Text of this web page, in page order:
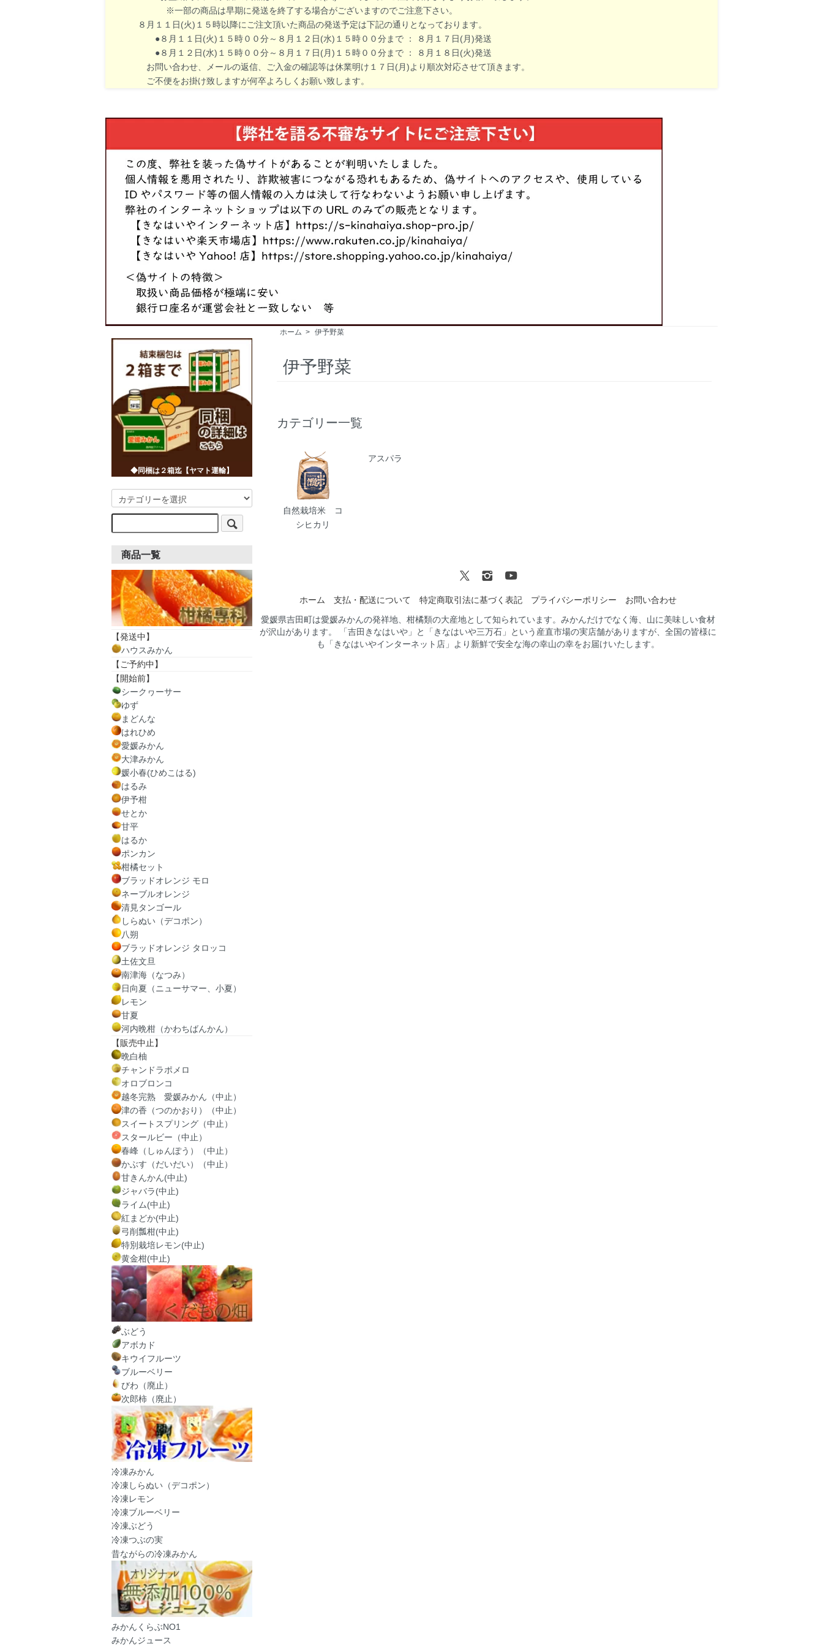
※一部の商品は早期に発送を終了する場合がございますのでご注意下さい。
８月１１日(火)１５時以降にご注文頂いた商品の発送予定は下記の通りとなっております。
●８月１１日(火)１５時００分～８月１２日(水)１５時００分まで ： ８月１７日(月)発送
●８月１２日(水)１５時００分～８月１７日(月)１５時００分まで ： ８月１８日(火)発送
お問い合わせ、メールの返信、ご入金の確認等は休業明け１７日(月)より順次対応させて頂きます。
ご不便をお掛け致しますが何卒よろしくお願い致します。
ホーム > 伊予野菜
伊予野菜
カテゴリー一覧
自然栽培米 コ
シヒカリ
アスパラ
◆同梱は２箱迄【ヤマト運輸】
商品一覧
【発送中】
ハウスみかん
【ご予約中】
【開始前】
シークヮーサー
ゆず
まどんな
はれひめ
愛媛みかん
大津みかん
媛小春(ひめこはる)
はるみ
伊予柑
せとか
甘平
はるか
ポンカン
柑橘セット
ブラッドオレンジ モロ
ネーブルオレンジ
清見タンゴール
しらぬい（デコポン）
八朔
ブラッドオレンジ タロッコ
土佐文旦
南津海（なつみ）
日向夏（ニューサマー、小夏）
レモン
甘夏
河内晩柑（かわちばんかん）
【販売中止】
晩白柚
チャンドラポメロ
オロブロンコ
越冬完熟 愛媛みかん（中止）
津の香（つのかおり）（中止）
スイートスプリング（中止）
スタールビー（中止）
春峰（しゅんぽう）（中止）
かぶす（だいだい）（中止）
甘きんかん(中止)
ジャバラ(中止)
ライム(中止)
紅まどか(中止)
弓削瓢柑(中止)
特別栽培レモン(中止)
黄金柑(中止)
ぶどう
アボカド
キウイフルーツ
ブルーベリー
びわ（廃止）
次郎柿（廃止）
冷凍みかん
冷凍しらぬい（デコポン）
冷凍レモン
冷凍ブルーベリー
冷凍ぶどう
冷凍つぶの実
昔ながらの冷凍みかん
みかんくらぶNO1
みかんジュース
ホーム 支払・配送について 特定商取引法に基づく表記 プライバシーポリシー
お問い合わせ
愛媛県吉田町は愛媛みかんの発祥地、柑橘類の大産地として知られています。みかんだけでなく海、山に美味しい食材
が沢山があります。 「吉田きなはいや」と「きなはいや三万石」という産直市場の実店舗がありますが、全国の皆様に
も「きなはいやインターネット店」より新鮮で安全な海の幸山の幸をお届けいたします。